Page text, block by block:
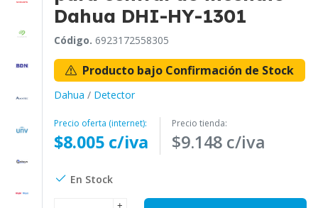
Dahua DHI-HY-1301
Código. 6923172558305
Producto bajo Confirmación de Stock
Dahua / Detector
Precio oferta (internet):
$8.005 c/iva
Precio tienda:
$9.148 c/iva
En Stock
+